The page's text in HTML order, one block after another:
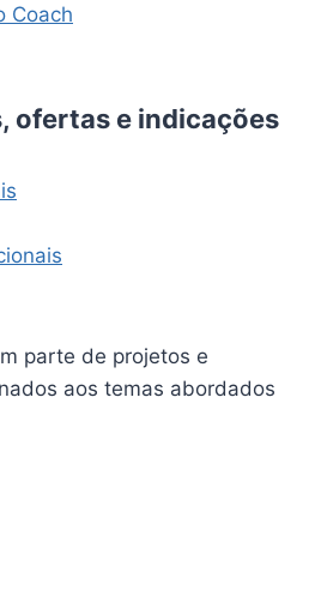
Coach
ofertas e indicações
parte de projetos e
aos temas abordados